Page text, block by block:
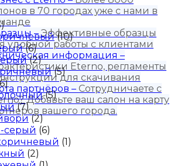
в 70 городах уже с нами в
–Эффективные образцы
удобной работы с клиентами
информация –
Eterno, регламенты
для скачивания
партнёров – Сотрудничаете с
Добавьте ваш салон на карту
вашего города.
)
(10)
(6)
(2)
(5)
6)
(5)
(7)
(2)
серый (6)
(1)
(2)